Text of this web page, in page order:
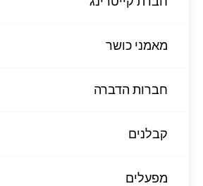
מאמני כושר
חברות הדברה
קבלנים
מפעלים